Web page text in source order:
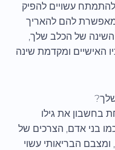
עשויים להפיק
להם להאריך
השינה של הכלב שלך,
האישיים ומקדמת שינה
בחשבון את גילו
כמו בני אדם, הצרכים של
הבריאותי עשוי